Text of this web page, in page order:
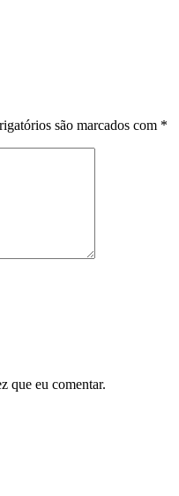
são marcados com *
que eu comentar.